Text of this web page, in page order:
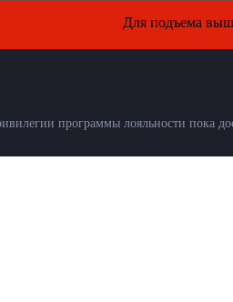
Для подъема выше 960,
программы лояльности пока